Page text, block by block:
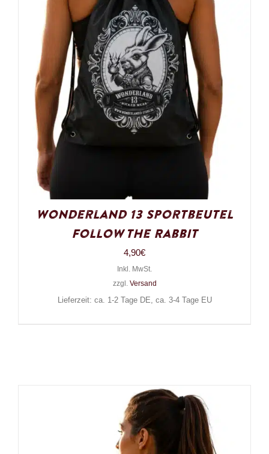
Wonderland 13 Sportbeutel
Follow the Rabbit
4,90€
Inkl. MwSt.
zzgl. Versand
Lieferzeit: ca. 1-2 Tage DE, ca. 3-4 Tage EU